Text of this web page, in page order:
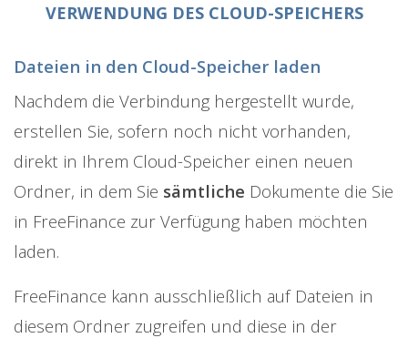
VERWENDUNG DES CLOUD-SPEICHERS
Dateien in den Cloud-Speicher laden
Nachdem die Verbindung hergestellt wurde,
erstellen Sie, sofern noch nicht vorhanden,
direkt in Ihrem Cloud-Speicher einen neuen
Ordner, in dem Sie sämtliche Dokumente die Sie
in FreeFinance zur Verfügung haben möchten
laden.
FreeFinance kann ausschließlich auf Dateien in
diesem Ordner zugreifen und diese in der